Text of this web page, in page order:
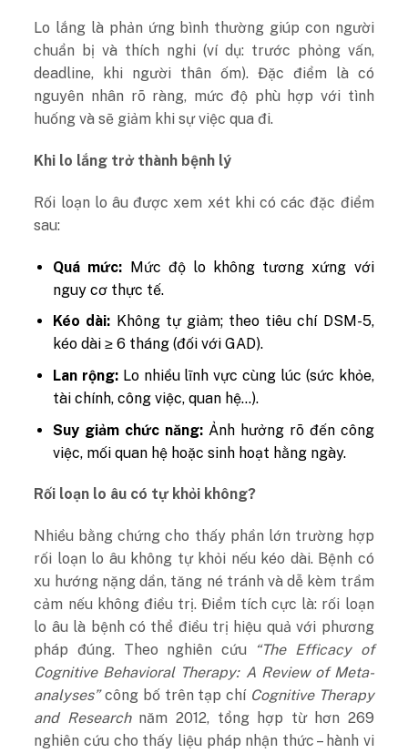
Lo lắng là phản ứng bình thường giúp con người
chuẩn bị và thích nghi (ví dụ: trước phỏng vấn,
deadline, khi người thân ốm). Đặc điểm là có
nguyên nhân rõ ràng, mức độ phù hợp với tình
huống và sẽ giảm khi sự việc qua đi.
Khi lo lắng trở thành bệnh lý
Rối loạn lo âu được xem xét khi có các đặc điểm
sau:
Quá mức: Mức độ lo không tương xứng với
nguy cơ thực tế.
Kéo dài: Không tự giảm; theo tiêu chí DSM-5,
kéo dài ≥ 6 tháng (đối với GAD).
Lan rộng: Lo nhiều lĩnh vực cùng lúc (sức khỏe,
tài chính, công việc, quan hệ…).
Suy giảm chức năng:Ảnh hưởng rõ đến công
việc, mối quan hệ hoặc sinh hoạt hằng ngày.
Rối loạn lo âu có tự khỏi không?
Nhiều bằng chứng cho thấy phần lớn trường hợp
rối loạn lo âu không tự khỏi nếu kéo dài. Bệnh có
xu hướng nặng dần, tăng né tránh và dễ kèm trầm
cảm nếu không điều trị. Điểm tích cực là: rối loạn
lo âu là bệnh có thể điều trị hiệu quả với phương
pháp đúng. Theo nghiên cứu
“The Efficacy of
Cognitive Behavioral Therapy: A Review of Meta-
analyses”công bố trên tạp chí Cognitive Therapy
and Researchnăm 2012, tổng hợp từ hơn 269
nghiên cứu cho thấy liệu pháp nhận thức – hành vi